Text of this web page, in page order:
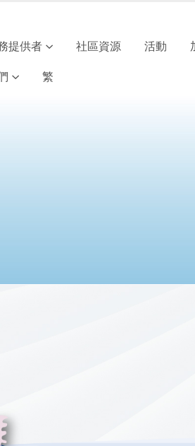
提供者 社區資源 活動
繁